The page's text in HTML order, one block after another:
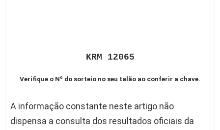
KRM 12065
Verifique o Nº do sorteio no seu talão ao conferir a chave.
A informação constante neste artigo não
dispensa a consulta dos resultados oficiais da